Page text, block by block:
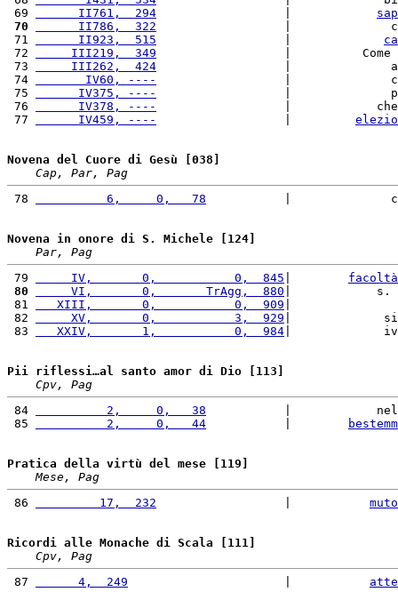
69
      II761,  294
70
      II786,  322
|
71
      II923,  515
72
     III219,  349
|
73
     III262,  424
|
74
       IV60, ----
|
75
      IV375, ----
|
76
      IV378, ----
|
77
      IV459, ----
Novena del Cuore di Gesù [038]
Cap, Par, Pag
78
          6,     0,   78
|
Novena in onore di S. Michele [124]
Par, Pag
79
     IV,       0,           0,  845
facoltà
80
     VI,       0,       TrAgg,  880
|            s.
81
   XIII,       0,           0,  909
82
     XV,       0,           3,  929
|
83
   XXIV,       1,           0,  984
|
Pii riflessi…al santo amor di Dio [113]
Cpv, Pag
84
          2,     0,   38
|
85
          2,     0,   44
Pratica della virtù del mese [119]
Mese, Pag
86
         17,  232
muto
Ricordi alle Monache di Scala [111]
Cpv, Pag
87
      4,  249